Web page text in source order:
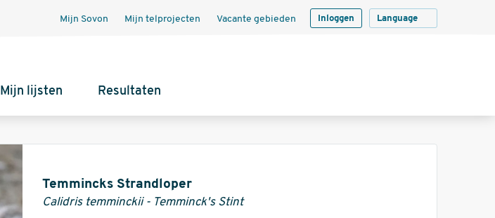
Mijn Sovon Mijn telprojecten Vacante gebieden Inloggen Language
Mijn lijsten Resultaten
Informatie
Temmincks Strandloper
Calidris temminckii - Temminck's Stint